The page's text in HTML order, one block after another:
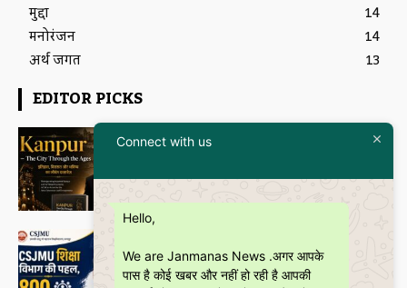
मुद्दा
14
मनोरंजन
14
अर्थ जगत
13
EDITOR PICKS
Featured
इतिहास और आधुनिकता का संगम है
Ages” कॉफी टेबल बुक
Janmanas News - 5 July 2026
CSJMU, कानपुर द्वारा बना ‘जागरूकता पैमाना’
शोध की वैश्विक पहचान को देगा नई दिशा
Connect with us
Hello,
We are Janmanas News .अगर आपके
पास है कोई खबर और नहीं हो रही है आपकी